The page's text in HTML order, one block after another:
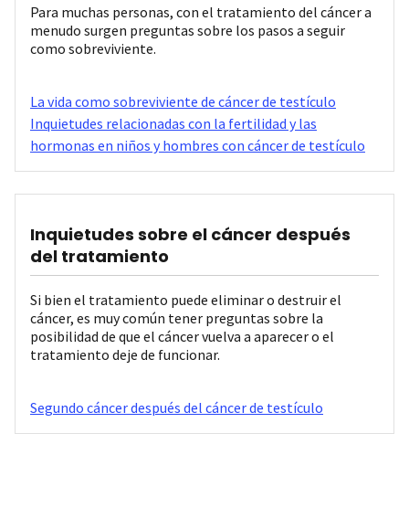
Para muchas personas, con el tratamiento del cáncer a
menudo surgen preguntas sobre los pasos a seguir
como sobreviviente.
La vida como sobreviviente de cáncer de testículo
Inquietudes relacionadas con la fertilidad y las
hormonas en niños y hombres con cáncer de testículo
Inquietudes sobre el cáncer después
del tratamiento
Si bien el tratamiento puede eliminar o destruir el
cáncer, es muy común tener preguntas sobre la
posibilidad de que el cáncer vuelva a aparecer o el
tratamiento deje de funcionar.
Segundo cáncer después del cáncer de testículo